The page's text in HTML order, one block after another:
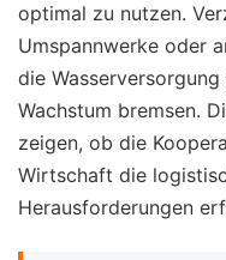
optimal zu nutzen.
Umspannwerke oder
die
Wachstum bremsen.
zeigen, ob die
Wirtschaft die
Herausforderungen